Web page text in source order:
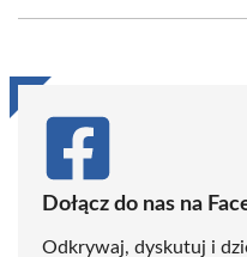
(Twitter)
Dołącz do nas na
Odkrywaj, dyskutuj i